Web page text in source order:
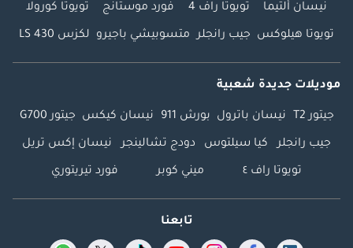
نيسان ألتيما تويوتا راف 4 فورد موستانج تويوتا كورولا
تويوتا هيلوكس جيب رانجلر متسوبيشي باجيرو لكزس LS 430
موديلات جديدة شعبية
جيتور T2 نيسان باترول بورش 911 نيسان كيكس جيتور G700
جيب رانجلر كيا سيلتوس دودج تشالينجر نيسان إكس تريل
تويوتا راف ٤ ميني كوبر فورد تيريتوري
تابعنا